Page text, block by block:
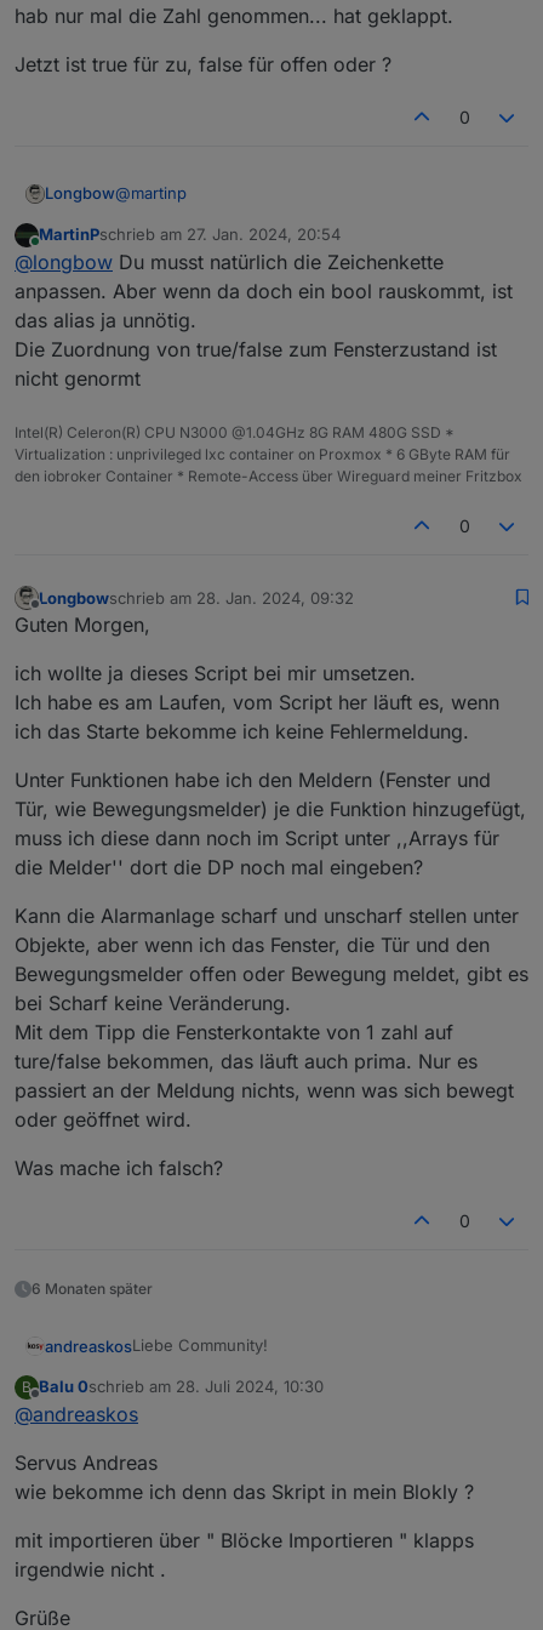
hab nur mal die Zahl genommen... hat geklappt.
Jetzt ist true für zu, false für offen oder ?
0
Longbow@martinp
Danke klappt aber nicht, denn der Homematic
Fensterkontakt gibt den Wert CLOSED(0) oder
OPEN(1) aus, wenn ich das so machen, wie du es
beschrieben hast, reagiert der DP Aliase nicht.
hab nur mal die Zahl genommen... hat geklappt.
Jetzt ist true für zu, false für offen oder ?
Online
MartinPschrieb am 27. Jan. 2024, 20:54
zuletzt editiert von
@longbow Du musst natürlich die Zeichenkette
anpassen. Aber wenn da doch ein bool rauskommt, ist
das alias ja unnötig.
Die Zuordnung von true/false zum Fensterzustand ist
nicht genormt
Intel(R) Celeron(R) CPU N3000 @1.04GHz 8G RAM 480G SSD *
Virtualization : unprivileged lxc container on Proxmox * 6 GByte RAM für
den iobroker Container * Remote-Access über Wireguard meiner Fritzbox
0
Offline
Longbowschrieb am 28. Jan. 2024, 09:32
zuletzt editiert von
Guten Morgen,
ich wollte ja dieses Script bei mir umsetzen.
Ich habe es am Laufen, vom Script her läuft es, wenn
ich das Starte bekomme ich keine Fehlermeldung.
Unter Funktionen habe ich den Meldern (Fenster und
Tür, wie Bewegungsmelder) je die Funktion hinzugefügt,
muss ich diese dann noch im Script unter ,,Arrays für
die Melder'' dort die DP noch mal eingeben?
Kann die Alarmanlage scharf und unscharf stellen unter
Objekte, aber wenn ich das Fenster, die Tür und den
Bewegungsmelder offen oder Bewegung meldet, gibt es
bei Scharf keine Veränderung.
Mit dem Tipp die Fensterkontakte von 1 zahl auf
ture/false bekommen, das läuft auch prima. Nur es
passiert an der Meldung nichts, wenn was sich bewegt
oder geöffnet wird.
Was mache ich falsch?
0
6 Monaten später
andreaskosLiebe Community!
Kurzfassung
Hier stelle ich ein Skript für eine Alarmanlage vor.
über die erzeugten Datenpunkte (default unter
javascript.0.Alarmanlage) steuern.
Langfassung
Vorgeschichte
B
Offline
Balu 0schrieb am 28. Juli 2024, 10:30
zuletzt editiert von
@andreaskos
Servus Andreas
wie bekomme ich denn das Skript in mein Blokly ?
mit importieren über " Blöcke Importieren " klapps
irgendwie nicht .
Grüße